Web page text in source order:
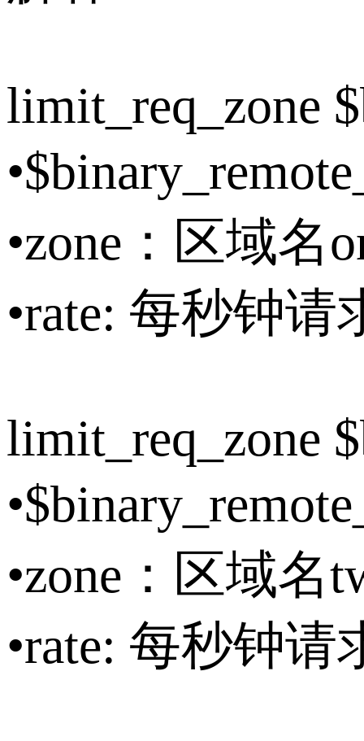
limit_req_zone
•zone：区域名
•rate: 每秒钟请
limit_req_zone
•zone：区域名
•rate: 每秒钟请